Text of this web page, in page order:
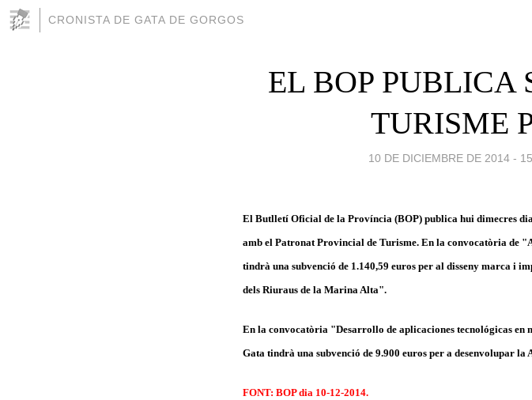
CRONISTA DE GATA DE GORGOS
EL BOP PUBLICA
TURISME
10 DE DICIEMBRE DE 2014 -
El Butlletí Oficial de la Província (BOP) publica hui dimecres
amb el Patronat Provincial de Turisme. En la convocatòria de
tindrà una subvenció de 1.140,59 euros per al disseny marca i
dels Riuraus de la Marina Alta".
En la convocatòria "Desarrollo de aplicaciones tecnológicas
Gata tindrà una subvenció de 9.900 euros per a desenvolupar
FONT: BOP dia 10-12-2014.